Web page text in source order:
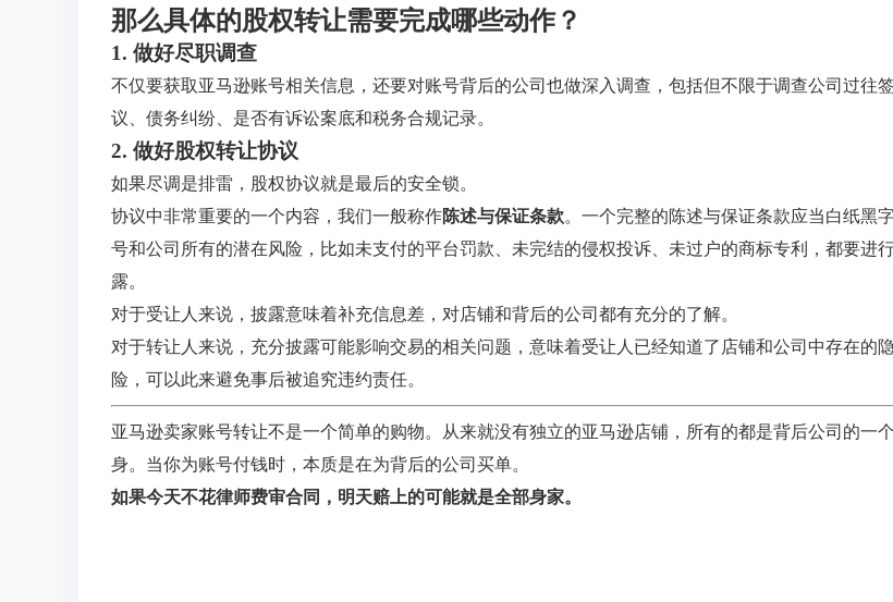
那么具体的股权转让需要完成哪些动作？
1. 做好尽职调查
不仅要获取亚马逊账号相关信息，还要对账号背后的公司也做深入调查，包括但不限于调查公司过往
议、债务纠纷、是否有诉讼案底和税务合规记录。
2. 做好股权转让协议
如果尽调是排雷，股权协议就是最后的安全锁。
协议中非常重要的一个内容，我们一般称作陈述与保证条款。一个完整的陈述与保证条款应当白纸黑
号和公司所有的潜在风险，比如未支付的平台罚款、未完结的侵权投诉、未过户的商标专利，都要进
露。
对于受让人来说，披露意味着补充信息差，对店铺和背后的公司都有充分的了解。
对于转让人来说，充分披露可能影响交易的相关问题，意味着受让人已经知道了店铺和公司中存在的
险，可以此来避免事后被追究违约责任。
亚马逊卖家账号转让不是一个简单的购物。从来就没有独立的亚马逊店铺，所有的都是背后公司的一
身。当你为账号付钱时，本质是在为背后的公司买单。
如果今天不花律师费审合同，明天赔上的可能就是全部身家。